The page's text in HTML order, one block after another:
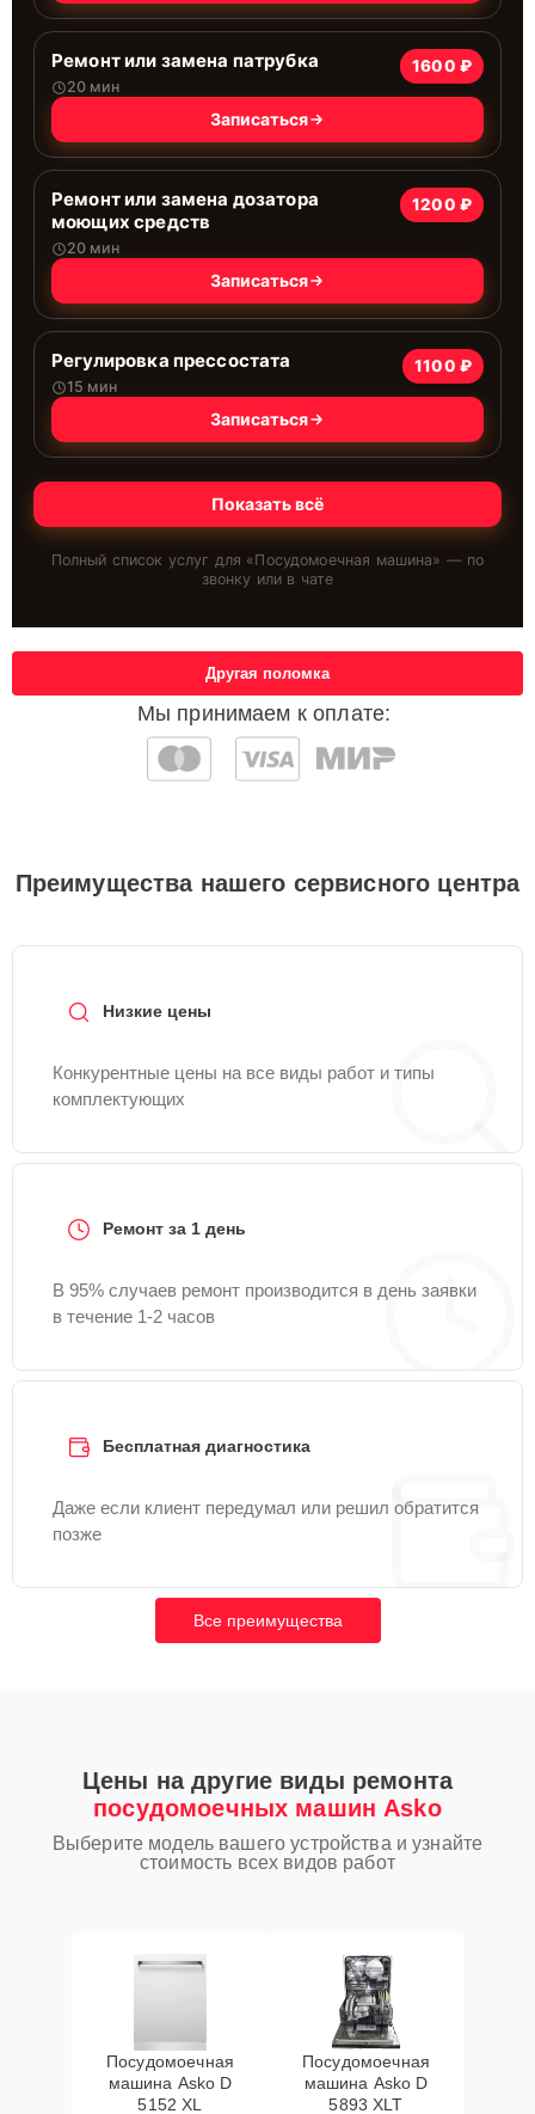
Ремонт или замена патрубка
20 мин
1600 ₽
Записаться
Ремонт или замена дозатора
моющих средств
20 мин
1200 ₽
Записаться
Регулировка прессостата
15 мин
1100 ₽
Записаться
Показать всё
Полный список услуг для «Посудомоечная машина» — по
звонку или в чате
Мы принимаем к оплате:
Другая поломка
Преимущества нашего сервисного центра
Низкие цены
Конкурентные цены на все виды работ и типы
комплектующих
Ремонт за 1 день
В 95% случаев ремонт производится в день заявки
в течение 1-2 часов
Бесплатная диагностика
Даже если клиент передумал или решил обратится
позже
Все преимущества
Цены на другие виды ремонта
посудомоечных машин Asko
Выберите модель вашего устройства и узнайте
стоимость всех видов работ
Посудомоечная
машина Asko D
5152 XL
Посудомоечная
машина Asko D
5893 XLT